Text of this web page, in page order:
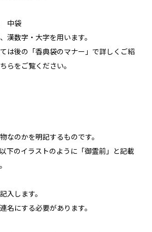
中袋
漢数字・大字を用います。
は後の「香典袋のマナー」で詳しくご紹
らをご覧ください。
なのかを明記するものです。
下のイラストのように「御霊前」と記載
入します。
名にする必要があります。